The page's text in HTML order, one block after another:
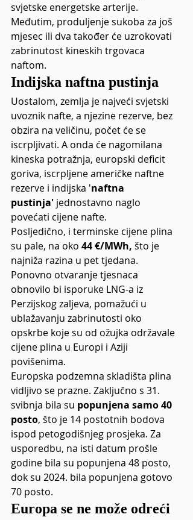
svjetske energetske arterije.
Međutim, produljenje sukoba za još
mjesec ili dva također će uzrokovati
zabrinutost kineskih trgovaca
naftom.
Indijska naftna pustinja
Uostalom, zemlja je najveći svjetski
uvoznik nafte, a njezine rezerve, bez
obzira na veličinu, počet će se
iscrpljivati. A onda će nagomilana
kineska potražnja, europski deficit
goriva, iscrpljene američke naftne
rezerve i indijska 'naftna
pustinja' jednostavno naglo
povećati cijene nafte.
Posljedično, i terminske cijene plina
su pale, na oko 44 €/MWh, što je
najniža razina u pet tjedana.
Ponovno otvaranje tjesnaca
obnovilo bi isporuke LNG-a iz
Perzijskog zaljeva, pomažući u
ublažavanju zabrinutosti oko
opskrbe koje su od ožujka održavale
cijene plina u Europi i Aziji
povišenima.
Europska podzemna skladišta plina
vidljivo se prazne. Zaključno s 31.
svibnja bila su popunjena samo 40
posto, što je 14 postotnih bodova
ispod petogodišnjeg prosjeka. Za
usporedbu, na isti datum prošle
godine bila su popunjena 48 posto,
dok su 2024. bila popunjena gotovo
70 posto.
Europa se ne može odreći